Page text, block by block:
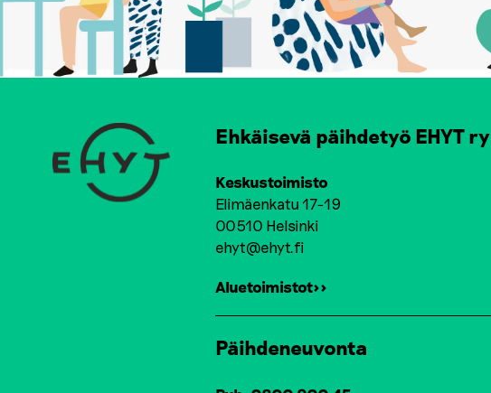
Ehkäisevä päihdetyö EHYT ry
Keskustoimisto
Elimäenkatu 17-19
00510 Helsinki
ehyt@ehyt.fi
Aluetoimistot>>
Päihdeneuvonta